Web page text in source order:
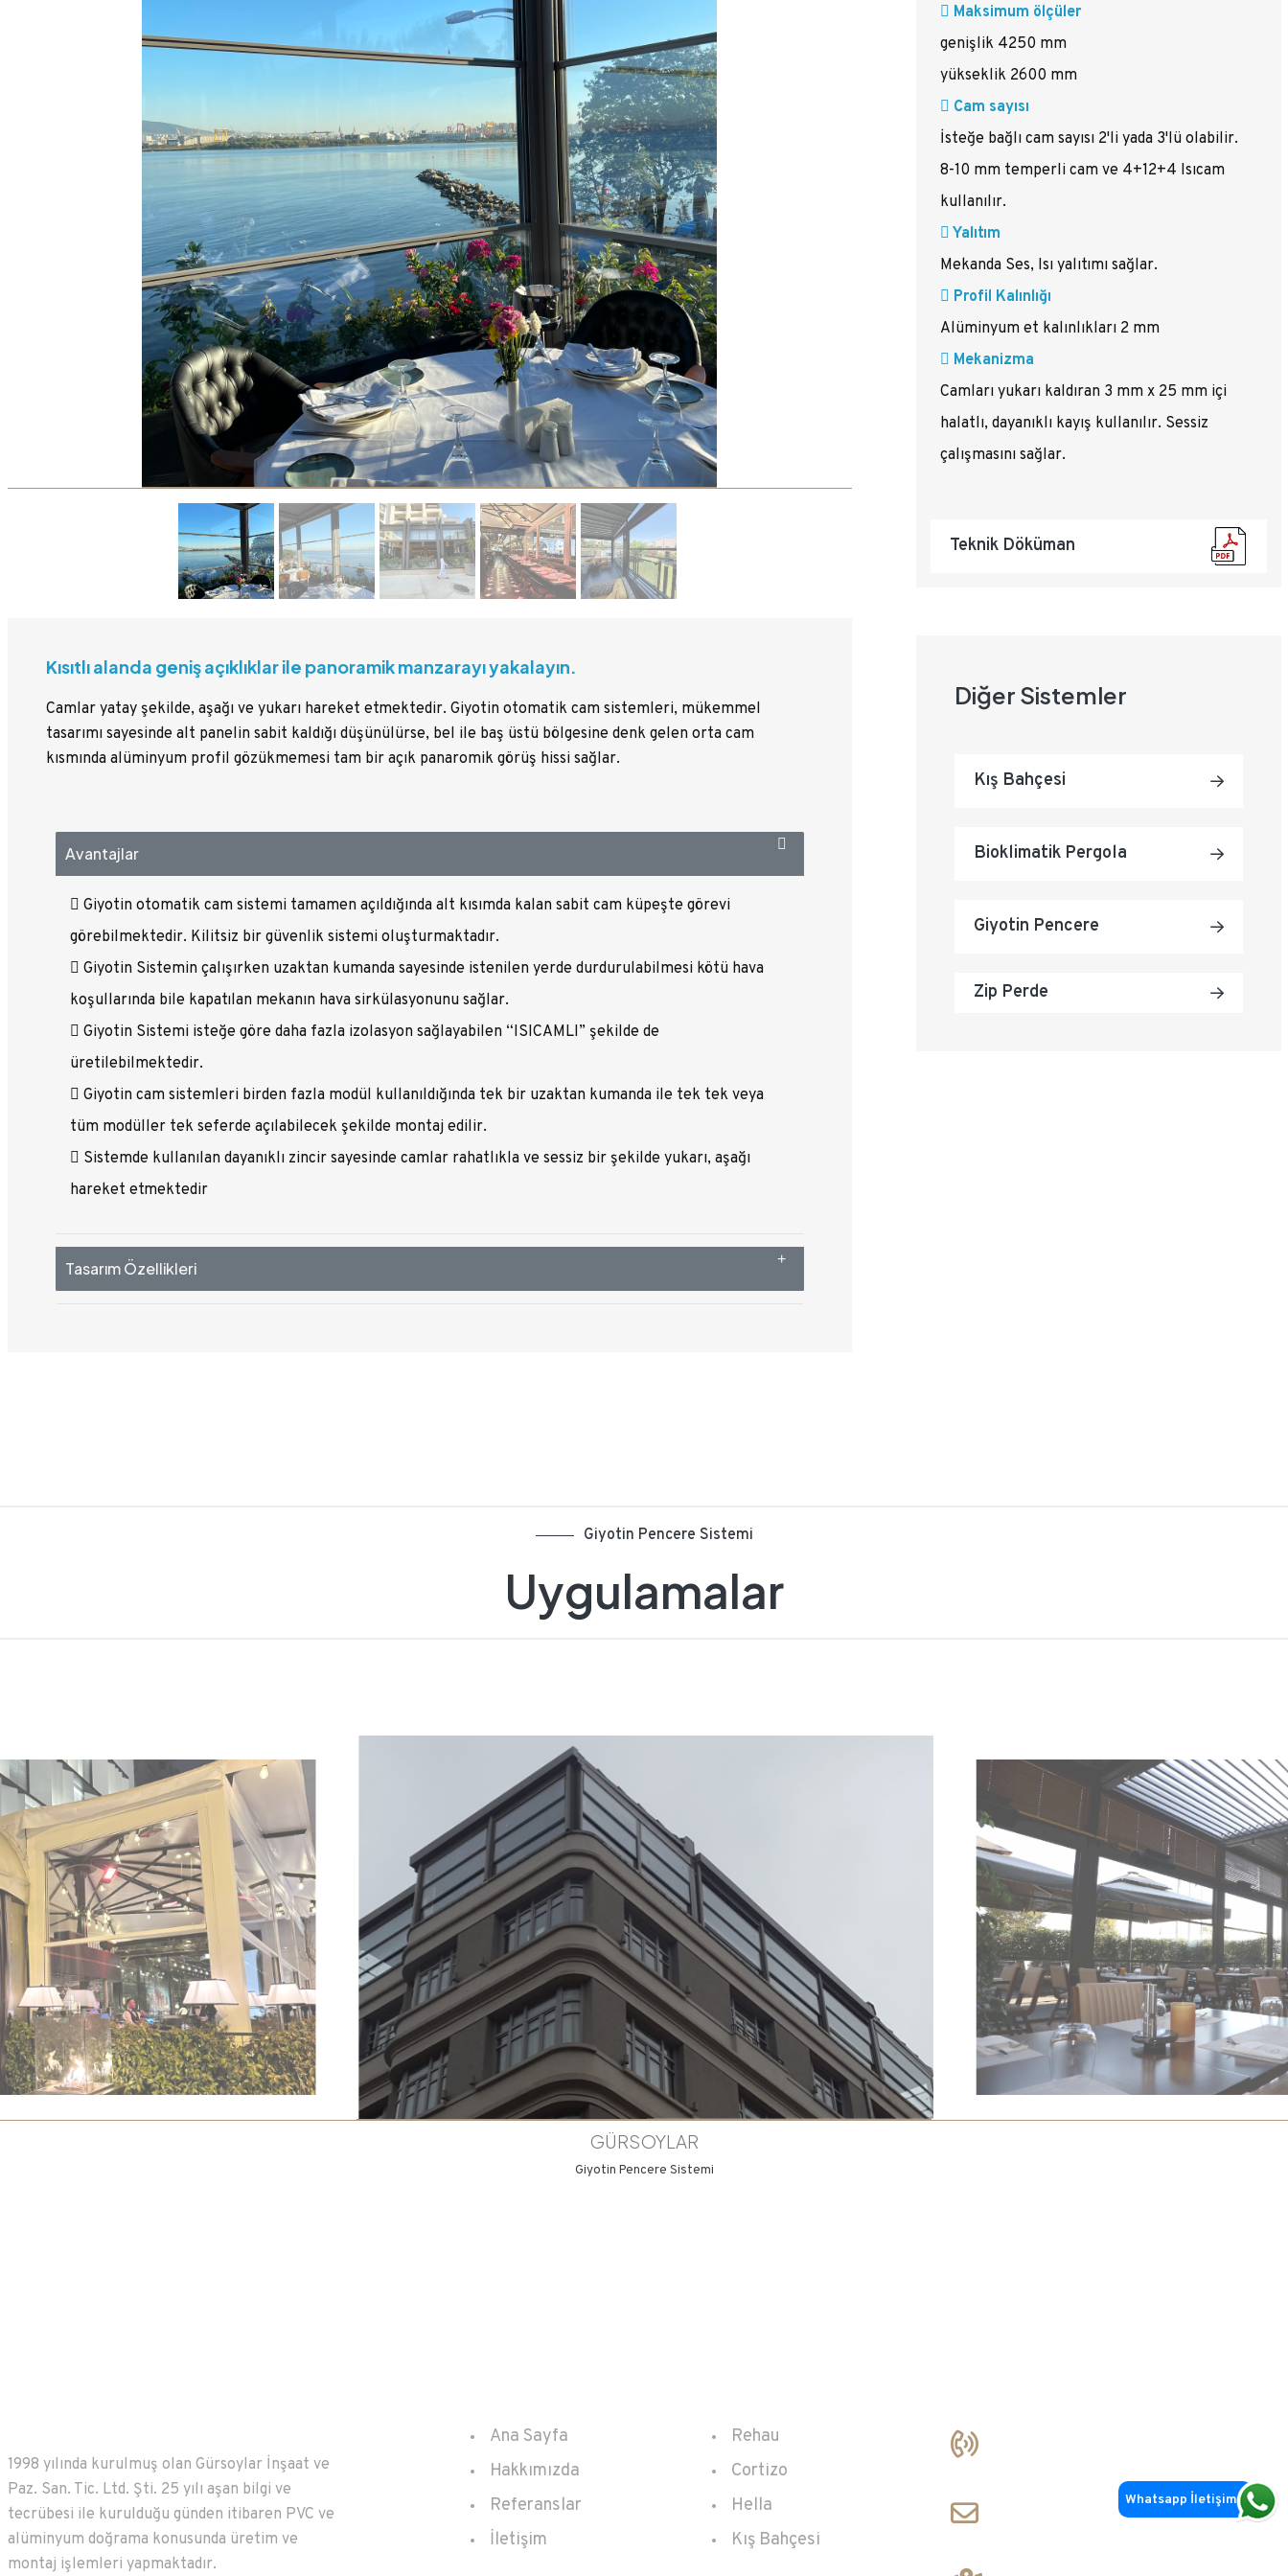
Kısıtlı alanda geniş açıklıklar ile panoramik manzarayı yakalayın.
Camlar yatay şekilde, aşağı ve yukarı hareket etmektedir. Giyotin otomatik cam sistemleri, mükemmel
tasarımı sayesinde alt panelin sabit kaldığı düşünülürse, bel ile baş üstü bölgesine denk gelen orta cam
kısmında alüminyum profil gözükmemesi tam bir açık panaromik görüş hissi sağlar.
Avantajlar
Giyotin otomatik cam sistemi tamamen açıldığında alt kısımda kalan sabit cam küpeşte görevi
görebilmektedir. Kilitsiz bir güvenlik sistemi oluşturmaktadır.
Giyotin Sistemin çalışırken uzaktan kumanda sayesinde istenilen yerde durdurulabilmesi kötü hava
koşullarında bile kapatılan mekanın hava sirkülasyonunu sağlar.
Giyotin Sistemi isteğe göre daha fazla izolasyon sağlayabilen “ISICAMLI” şekilde de
üretilebilmektedir.
Giyotin cam sistemleri birden fazla modül kullanıldığında tek bir uzaktan kumanda ile tek tek veya
tüm modüller tek seferde açılabilecek şekilde montaj edilir.
Sistemde kullanılan dayanıklı zincir sayesinde camlar rahatlıkla ve sessiz bir şekilde yukarı, aşağı
hareket etmektedir
Tasarım Özellikleri
Maksimum ölçüler
genişlik 4250 mm
yükseklik 2600 mm
Cam sayısı
İsteğe bağlı cam sayısı 2'li yada 3'lü olabilir.
8-10 mm temperli cam ve 4+12+4 Isıcam
kullanılır.
Yalıtım
Mekanda Ses, Isı yalıtımı sağlar.
Profil Kalınlığı
Alüminyum et kalınlıkları 2 mm
Mekanizma
Camları yukarı kaldıran 3 mm x 25 mm içi
halatlı, dayanıklı kayış kullanılır. Sessiz
çalışmasını sağlar.
Teknik Döküman
Diğer Sistemler
Kış Bahçesi
Bioklimatik Pergola
Giyotin Pencere
Zip Perde
Giyotin Pencere Sistemi
Uygulamalar
GÜRSOYLAR
Giyotin Pencere Sistemi
1998 yılında kurulmuş olan Gürsoylar İnşaat ve
Paz. San. Tic. Ltd. Şti. 25 yılı aşan bilgi ve
tecrübesi ile kurulduğu günden itibaren PVC ve
alüminyum doğrama konusunda üretim ve
montaj işlemleri yapmaktadır.
Ana Sayfa
Hakkımızda
Referanslar
İletişim
Rehau
Cortizo
Hella
Kış Bahçesi
gursoy@rehaupencere.com
info@minimalseries.com
Balmumcu Mah. Barbaros Bulvarı No: 44/A
Whatsapp İletişim